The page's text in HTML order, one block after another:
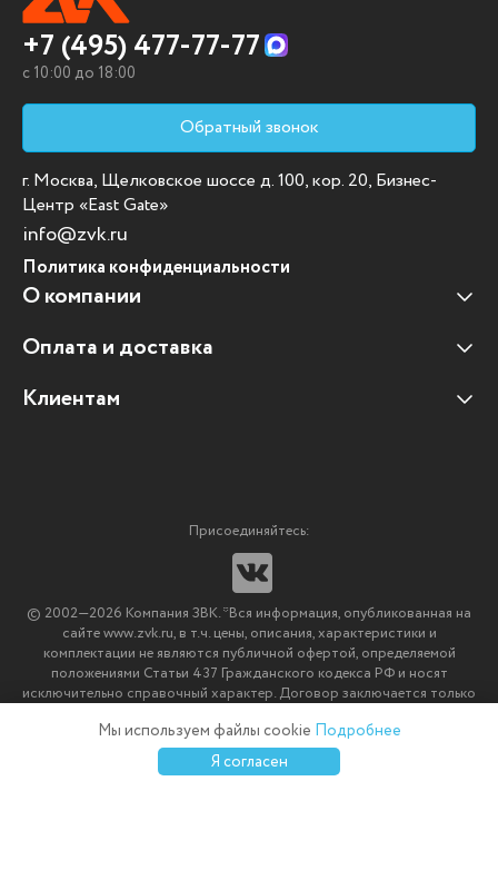
+7 (495) 477-77-77
c 10:00 до 18:00
Обратный звонок
г. Москва, Щелковское шоссе д. 100, кор. 20, Бизнес-
Центр «East Gate»
info@zvk.ru
Политика конфиденциальности
О компании
Наши клиенты
Отзывы клиентов
Оплата и доставка
Оплата и доставка
Клиентам
Мультимедийное оборудование
Импортозамещение ПО
© 2002—2026 Компания ЗВК. *Вся информация, опубликованная на
сайте www.zvk.ru, в т.ч. цены, описания, характеристики и
комплектации не являются публичной офертой, определяемой
положениями Статьи 437 Гражданского кодекса РФ и носят
исключительно справочный характер. Договор заключается только
ЗВК.
Присоединяйтесь:
0
Избранное
0
Сравнение Корзина
Мы используем файлы cookie Подробнее
Я согласен